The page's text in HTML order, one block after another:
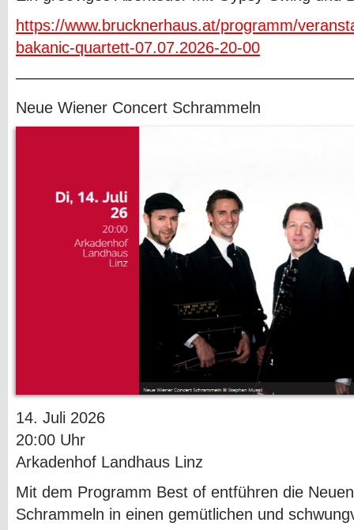
https://www.brucknerhaus.at/programm/
bakanic-quartett-07.07.2026-20-00
Neue Wiener Concert Schrammeln
14. Juli 2026
20:00 Uhr
Arkadenhof Landhaus Linz
Mit dem Programm Best of entführen die
Schrammeln in einen gemütlichen und